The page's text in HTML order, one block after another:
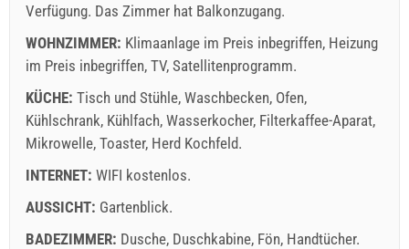
Verfügung. Das Zimmer hat Balkonzugang.
WOHNZIMMER: Klimaanlage im Preis inbegriffen, Heizung
im Preis inbegriffen, TV, Satellitenprogramm.
KÜCHE: Tisch und Stühle, Waschbecken, Ofen,
Kühlschrank, Kühlfach, Wasserkocher, Filterkaffee-Aparat,
Mikrowelle, Toaster, Herd Kochfeld.
INTERNET: WIFI kostenlos.
AUSSICHT: Gartenblick.
BADEZIMMER: Dusche, Duschkabine, Fön, Handtücher.